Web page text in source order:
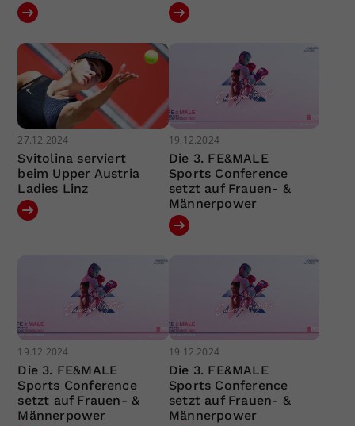
27.12.2024
Svitolina serviert
beim Upper Austria
Ladies Linz
19.12.2024
Die 3. FE&MALE
Sports Conference
setzt auf Frauen- &
Männerpower
19.12.2024
Die 3. FE&MALE
Sports Conference
setzt auf Frauen- &
Männerpower
19.12.2024
Die 3. FE&MALE
Sports Conference
setzt auf Frauen- &
Männerpower